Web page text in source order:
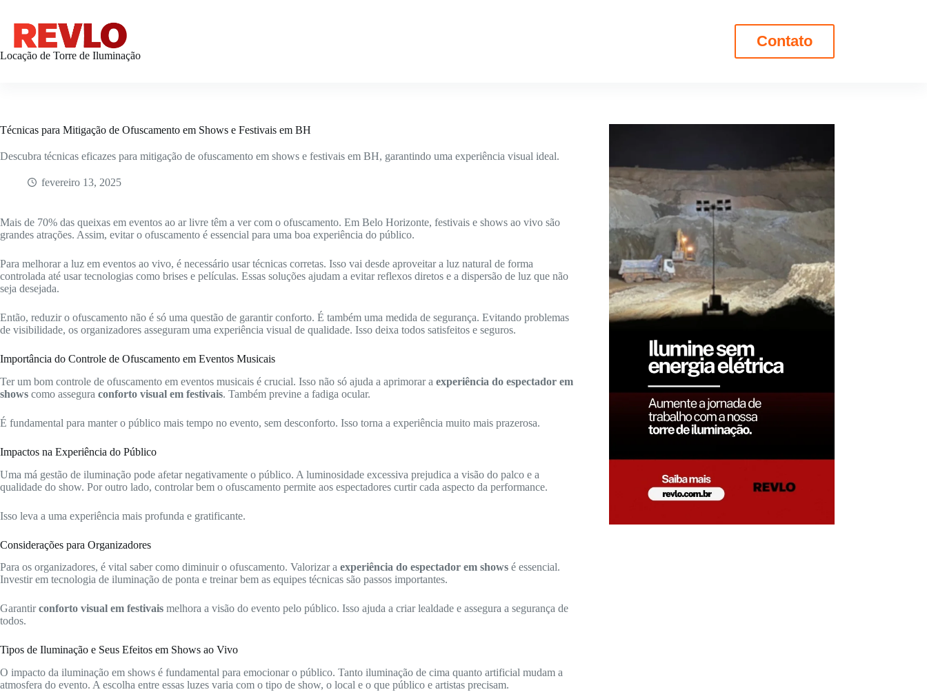
conteúdo
Locação de Torre de Iluminação
Contato
Técnicas para Mitigação de Ofuscamento em Shows e Festivais em BH
Descubra técnicas eficazes para mitigação de ofuscamento em shows e festivais em BH, garantindo uma experiência visual ideal.
fevereiro 13, 2025
Mais de 70% das queixas em eventos ao ar livre têm a ver com o ofuscamento. Em Belo Horizonte, festivais e shows ao vivo são
grandes atrações. Assim, evitar o ofuscamento é essencial para uma boa experiência do público.
Para melhorar a luz em eventos ao vivo, é necessário usar técnicas corretas. Isso vai desde aproveitar a luz natural de forma
controlada até usar tecnologias como brises e películas. Essas soluções ajudam a evitar reflexos diretos e a dispersão de luz que não
seja desejada.
Então, reduzir o ofuscamento não é só uma questão de garantir conforto. É também uma medida de segurança. Evitando problemas
de visibilidade, os organizadores asseguram uma experiência visual de qualidade. Isso deixa todos satisfeitos e seguros.
Importância do Controle de Ofuscamento em Eventos Musicais
Ter um bom controle de ofuscamento em eventos musicais é crucial. Isso não só ajuda a aprimorar a experiência do espectador em
shows como assegura conforto visual em festivais. Também previne a fadiga ocular.
É fundamental para manter o público mais tempo no evento, sem desconforto. Isso torna a experiência muito mais prazerosa.
Impactos na Experiência do Público
Uma má gestão de iluminação pode afetar negativamente o público. A luminosidade excessiva prejudica a visão do palco e a
qualidade do show. Por outro lado, controlar bem o ofuscamento permite aos espectadores curtir cada aspecto da performance.
Isso leva a uma experiência mais profunda e gratificante.
Considerações para Organizadores
Para os organizadores, é vital saber como diminuir o ofuscamento. Valorizar a experiência do espectador em shows é essencial.
Investir em tecnologia de iluminação de ponta e treinar bem as equipes técnicas são passos importantes.
Garantirconforto visual em festivais melhora a visão do evento pelo público. Isso ajuda a criar lealdade e assegura a segurança de
todos.
Tipos de Iluminação e Seus Efeitos em Shows ao Vivo
O impacto da iluminação em shows é fundamental para emocionar o público. Tanto iluminação de cima quanto artificial mudam a
atmosfera do evento. A escolha entre essas luzes varia com o tipo de show, o local e o que público e artistas precisam.